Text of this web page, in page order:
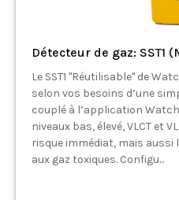
Détecteur de gaz: SST1
Le SST1 "Réutilisable" de
selon vos besoins d’une
couplé à l’application
niveaux bas, élevé, VLCT et
risque immédiat, mais aussi
aux gaz toxiques. Configu...